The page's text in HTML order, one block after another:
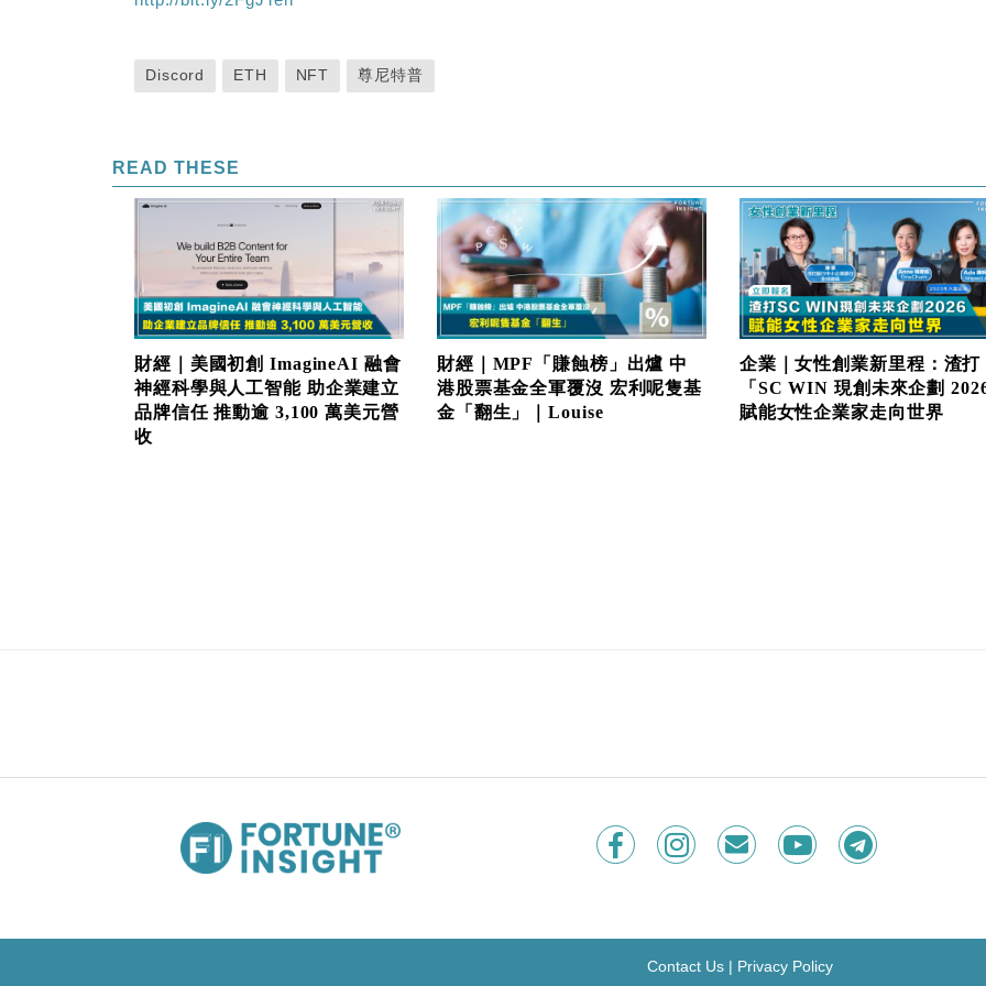
Discord ETH NFT 尊尼特普
READ THESE
財經｜美國初創 ImagineAI 融會
神經科學與人工智能 助企業建立
品牌信任 推動逾 3,100 萬美元營
收
財經｜MPF「賺蝕榜」出爐 中
港股票基金全軍覆沒 宏利呢隻基
金「翻生」｜Louise
企業｜女性創業新里程：渣打
「SC WIN 現創未來企劃
賦能女性企業家走向世界
Contact Us| Privacy Policy